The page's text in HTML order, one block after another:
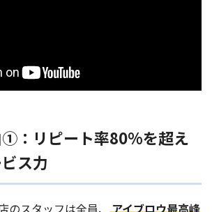
：リピート率80%を超え
ス力